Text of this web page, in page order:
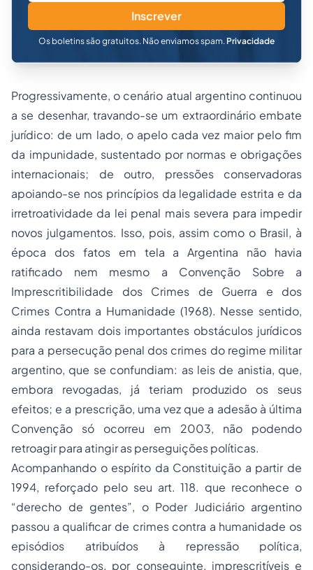
Inscrever
Os boletins são gratuitos. Não enviamos spam. Privacidade
Progressivamente, o cenário atual argentino continuou
a se desenhar, travando-se um extraordinário embate
jurídico: de um lado, o apelo cada vez maior pelo fim
da impunidade, sustentado por normas e obrigações
internacionais; de outro, pressões conservadoras
apoiando-se nos princípios da legalidade estrita e da
irretroatividade da lei penal mais severa para impedir
novos julgamentos. Isso, pois, assim como o Brasil, à
época dos fatos em tela a Argentina não havia
ratificado nem mesmo a Convenção Sobre a
Imprescritibilidade dos Crimes de Guerra e dos
Crimes Contra a Humanidade (1968). Nesse sentido,
ainda restavam dois importantes obstáculos jurídicos
para a persecução penal dos crimes do regime militar
argentino, que se confundiam: as leis de anistia, que,
embora revogadas, já teriam produzido os seus
efeitos; e a prescrição, uma vez que a adesão à última
Convenção só ocorreu em 2003, não podendo
retroagir para atingir as perseguições políticas.
Acompanhando o espírito da Constituição a partir de
1994, reforçado pelo seu art. 118. que reconhece o
“derecho de gentes”, o Poder Judiciário argentino
passou a qualificar de crimes contra a humanidade os
episódios atribuídos à repressão política,
considerando-os, por conseguinte, imprescritíveis e